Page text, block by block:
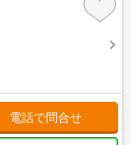
電話で問合せ